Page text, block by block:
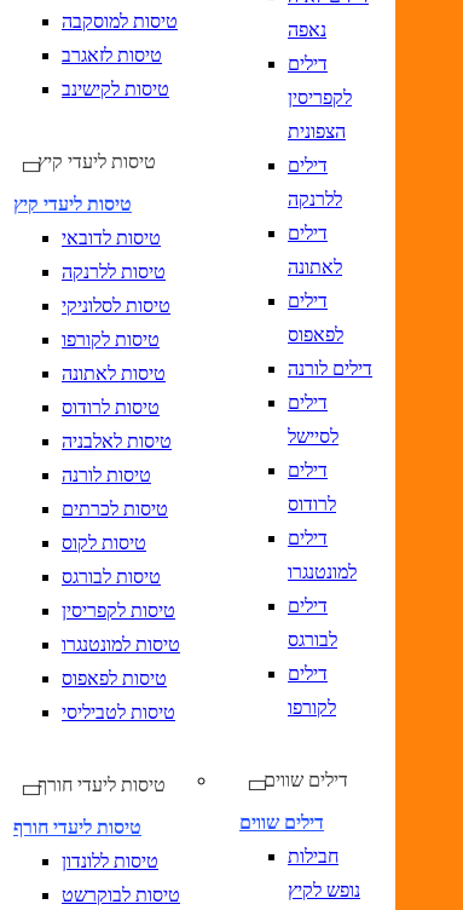
טיסות למוסקבה
טיסות לזאגרב
טיסות לקישינב
טיסות ליעדי קיץ
טיסות ליעדי קיץ
טיסות לדובאי
טיסות ללרנקה
טיסות לסלוניקי
טיסות לקורפו
טיסות לאתונה
טיסות לרודוס
טיסות לאלבניה
טיסות לורנה
טיסות לכרתים
טיסות לקוס
טיסות לבורגס
טיסות לקפריסין
טיסות למונטנגרו
טיסות לפאפוס
טיסות לטביליסי
טיסות ליעדי חורף
טיסות ליעדי חורף
טיסות ללונדון
טיסות לבוקרשט
נאפה
דילים
לקפריסין
הצפונית
דילים
ללרנקה
דילים
לאתונה
דילים
לפאפוס
דילים לורנה
דילים
לסיישל
דילים
לרודוס
דילים
למונטנגרו
דילים
לבורגס
דילים
לקורפו
דילים שווים
דילים שווים
חבילות
נופש לקיץ